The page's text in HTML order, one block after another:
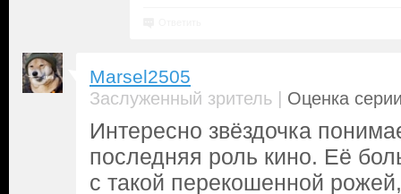
Marsel2505
Заслуженный зритель | Оценка
Интересно звёздочка
последняя роль кино. Её
с такой перекошенной